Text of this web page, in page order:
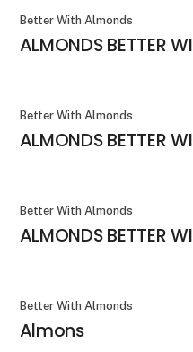
Better With Almonds
ALMONDS BETTER
Better With Almonds
ALMONDS BETTER
Better With Almonds
ALMONDS BETTER
Better With Almonds
Almons